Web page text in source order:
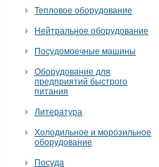
Тепловое оборудование
Нейтральное оборудование
Посудомоечные машины
Оборудование для
предприятий быстрого
питания
Литература
Холодильное и морозильное
оборудование
Посуда